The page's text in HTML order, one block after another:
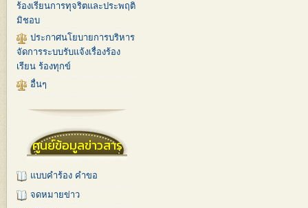
ร้องเรียนการทุจริตและประพฤติ
มิชอบ
ประกาศนโยบายการบริหาร
จัดการระบบรับแจ้งเรื่องร้อง
เรียน ร้องทุกข์
อื่นๆ
ศูนย์ข้อมูลข่าวสาร
แบบคำร้อง คำขอ
จดหมายข่าว